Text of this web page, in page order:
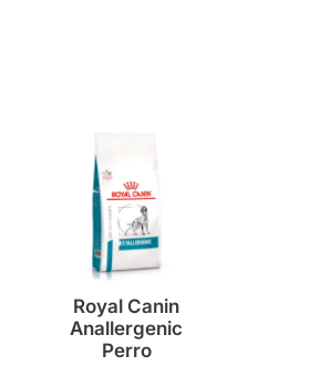
Royal Canin
Anallergenic
Perro